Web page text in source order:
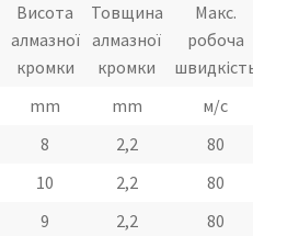
Висота
алмазної
кромки
Товщина
алмазної
кромки
Макс.
робоча
швидкість
mm mm м/с
8 2,2 80
10 2,2 80
9 2,2 80